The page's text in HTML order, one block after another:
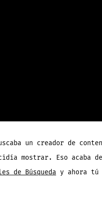
un creador de
mostrar. Eso acaba
de Búsqueda y ahora tú